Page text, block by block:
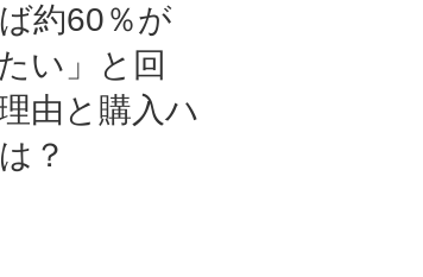
約60％が
い」と回
由と購入ハ
？